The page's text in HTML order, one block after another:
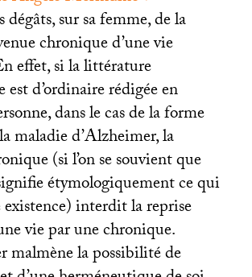
dégâts, sur sa femme, de la
chronique d’une vie
effet, si la littérature
d’ordinaire rédigée en
dans le cas de la forme
maladie d’Alzheimer, la
(si l’on se souvient que
étymologiquement ce qui
interdit la reprise
vie par une chronique.
malmène la possibilité de